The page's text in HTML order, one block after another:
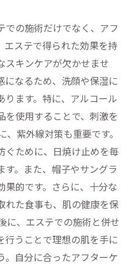
での施術だけでなく、アフ
エステで得られた効果を持
スキンケアが欠かせませ
になるため、洗顔や保湿に
ります。特に、アルコール
を使用することで、刺激を
、紫外線対策も重要です。
ぐために、日焼け止めを毎
す。また、帽子やサングラ
果的です。さらに、十分な
れた食事も、肌の健康を保
に、エステでの施術と併せ
行うことで理想の肌を手に
。自分に合ったアフターケ